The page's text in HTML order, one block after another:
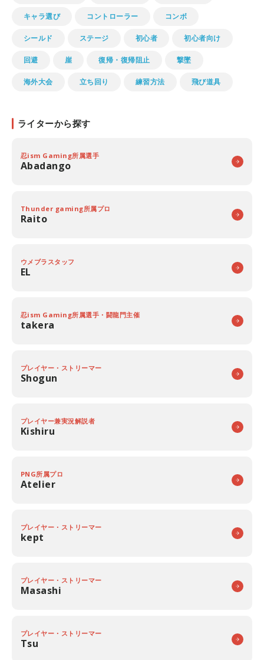
キャラ選び コントローラー コンボ
シールド ステージ 初心者 初心者向け
回避 崖 復帰・復帰阻止 撃墜
海外大会 立ち回り 練習方法 飛び道具
ライターから探す
忍ism Gaming所属選手
Abadango
Thunder gaming所属プロ
Raito
ウメブラスタッフ
EL
忍ism Gaming所属選手・闘龍門主催
takera
プレイヤー・ストリーマー
Shogun
プレイヤー兼実況解説者
Kishiru
PNG所属プロ
Atelier
プレイヤー・ストリーマー
kept
プレイヤー・ストリーマー
Masashi
プレイヤー・ストリーマー
Tsu